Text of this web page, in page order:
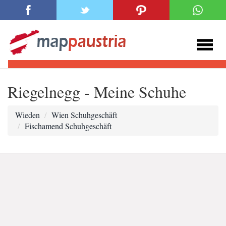
Riegelnegg - Meine Schuhe
Wieden
Wien Schuhgeschäft
Fischamend Schuhgeschäft